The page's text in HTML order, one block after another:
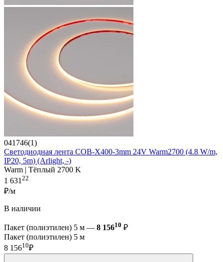
041746(1)
Светодиодная лента COB-X400-3mm 24V Warm2700 (4.8 W/m,
IP20, 5m) (Arlight, -)
Warm | Тёплый 2700 K
1 631 22
₽/м
В наличии
Пакет (полиэтилен) 5 м — 8 15610 ₽
Пакет (полиэтилен) 5 м
8 15610₽